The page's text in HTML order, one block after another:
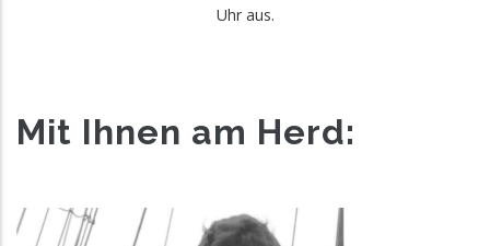
Uhr aus.
Mit Ihnen am Herd: